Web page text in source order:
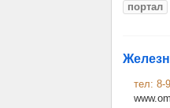
портал
тел: 8-